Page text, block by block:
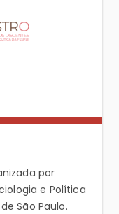
por
e Política
São Paulo.